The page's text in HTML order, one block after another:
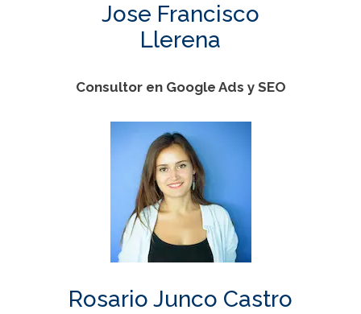
Jose Francisco
Llerena
Consultor en Google Ads y SEO
Rosario Junco Castro